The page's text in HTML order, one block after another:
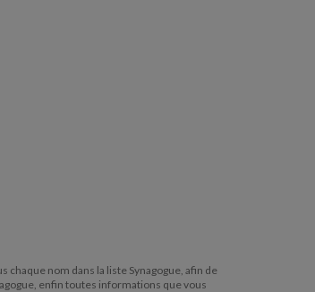
chaque nom dans la liste Synagogue, afin de
enfin toutes informations que vous